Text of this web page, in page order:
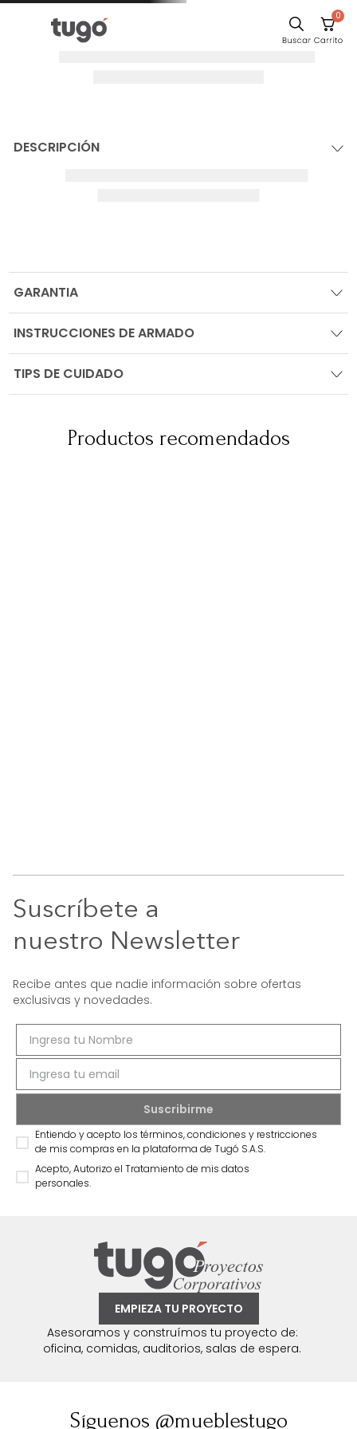
0
DESCRIPCIÓN
GARANTIA
INSTRUCCIONES DE ARMADO
TIPS DE CUIDADO
Productos recomendados
Suscríbete a
nuestro Newsletter
Recibe antes que nadie información sobre ofertas
exclusivas y novedades.
Entiendo y acepto los términos, condiciones y restricciones
de mis compras en la plataforma de Tugó S.A.S.
Acepto, Autorizo el Tratamiento de mis datos
personales.
EMPIEZA TU PROYECTO
Asesoramos y construímos tu proyecto de:
oficina, comidas, auditorios, salas de espera.
Síguenos @mueblestugo